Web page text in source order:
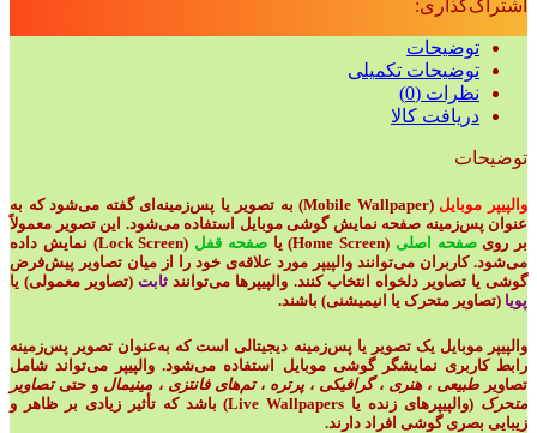
اشتراک‌گذاری:
توضیحات
توضیحات تکمیلی
نظرات (0)
دریافت کالا
توضیحات
والپیپر موبایل
(Mobile Wallpaper) به تصویر یا پس‌زمینه‌ای گفته می‌شود که به
عنوان پس‌زمینه صفحه نمایش گوشی موبایل استفاده می‌شود. این تصویر معمولاً
بر رویصفحه اصلی (Home Screen) یا صفحه قفل
(Lock Screen) نمایش داده
می‌شود. کاربران می‌توانند والپیپر مورد علاقه‌ی خود را از میان تصاویر پیش‌فرض
گوشی یا تصاویر دلخواه انتخاب کنند. والپیپرها می‌توانند ثابت(تصاویر معمولی) یا
پویا (تصاویر متحرک یا انیمیشنی) باشند.
والپیپر موبایل یک تصویر یا پس‌زمینه دیجیتالی است که به‌عنوان تصویر پس‌زمینه
رابط کاربری نمایشگر گوشی موبایل استفاده می‌شود. والپیپر می‌تواند شامل
تصاویرطبیعی،هنری ،گرافیکی ، پرتره ،تم‌های فانتزی ، مینیمال و حتیتصاویر
متحرک
(والپیپرهای زنده یا Live Wallpapers) باشد که تأثیر زیادی بر ظاهر و
زیبایی بصری گوشی افراد دارند.